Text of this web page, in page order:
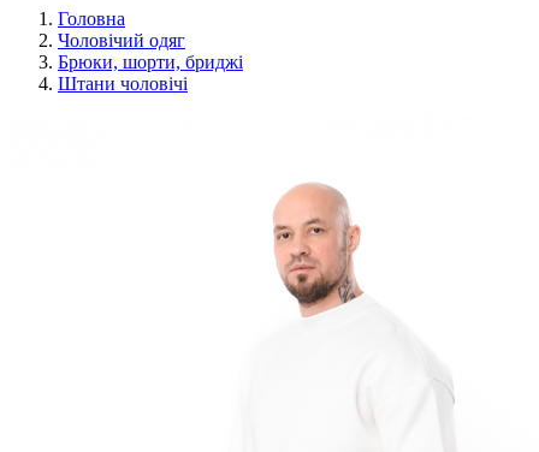
Головна
Чоловічий одяг
Брюки, шорти, бриджі
Штани чоловічі